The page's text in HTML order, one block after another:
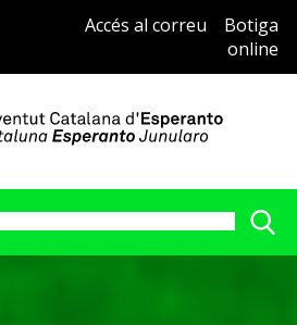
Accés al correu
Botiga
online